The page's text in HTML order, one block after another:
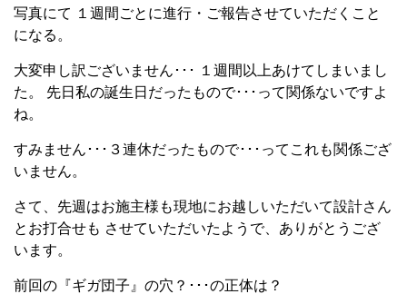
写真にて １週間ごとに進行・ご報告させていただくこと
になる。
大変申し訳ございません･･･ １週間以上あけてしまいまし
た。 先日私の誕生日だったもので･･･って関係ないですよ
ね。
すみません･･･３連休だったもので･･･ってこれも関係ござ
いません。
さて、先週はお施主様も現地にお越しいただいて設計さん
とお打合せも させていただいたようで、ありがとうござ
います。
前回の『ギガ団子』の穴？･･･の正体は？